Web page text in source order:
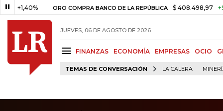
ORO COMPRA BANCO DE LA REPÚBLICA $ 408.498,97 +$
JUEVES, 06 DE AGOSTO DE 2026
FINANZAS ECONOMÍA EMPRESAS OCIO
TEMAS DE CONVERSACIÓN LA CALERA